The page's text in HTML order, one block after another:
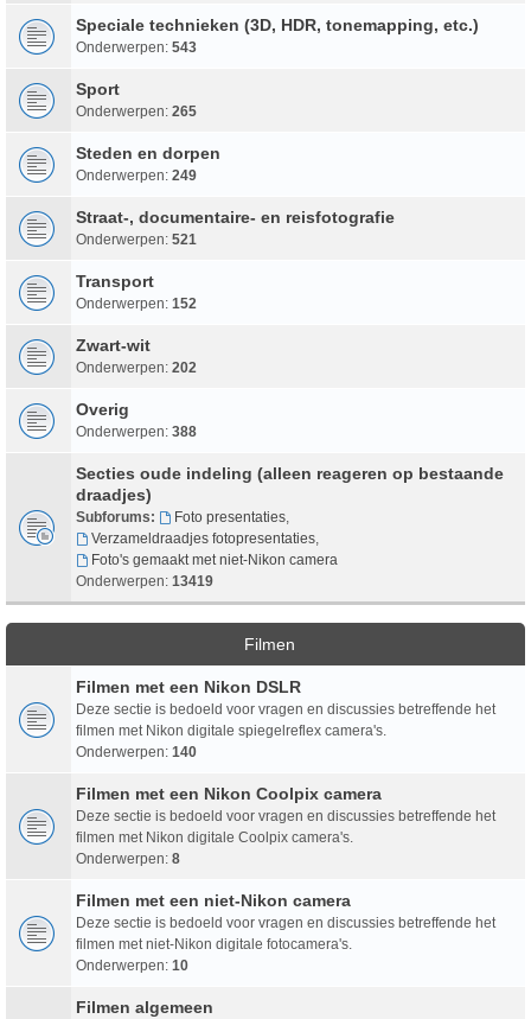
Speciale technieken (3D, HDR, tonemapping, etc.)
Onderwerpen: 543
Sport
Onderwerpen: 265
Steden en dorpen
Onderwerpen: 249
Straat-, documentaire- en reisfotografie
Onderwerpen: 521
Transport
Onderwerpen: 152
Zwart-wit
Onderwerpen: 202
Overig
Onderwerpen: 388
Secties oude indeling (alleen reageren op bestaande
draadjes)
Subforums: Foto presentaties,
Verzameldraadjes fotopresentaties,
Foto's gemaakt met niet-Nikon camera
Onderwerpen: 13419
Filmen
Filmen met een Nikon DSLR
Deze sectie is bedoeld voor vragen en discussies betreffende het
filmen met Nikon digitale spiegelreflex camera's.
Onderwerpen: 140
Filmen met een Nikon Coolpix camera
Deze sectie is bedoeld voor vragen en discussies betreffende het
filmen met Nikon digitale Coolpix camera's.
Onderwerpen: 8
Filmen met een niet-Nikon camera
Deze sectie is bedoeld voor vragen en discussies betreffende het
filmen met niet-Nikon digitale fotocamera's.
Onderwerpen: 10
Filmen algemeen